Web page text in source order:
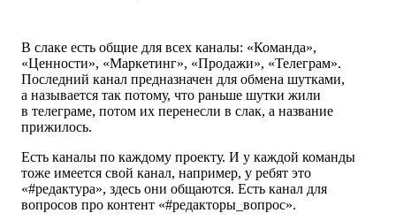
В слаке есть общие для всех каналы: «Команда»,
«Ценности», «Маркетинг», «Продажи», «Телеграм».
Последний канал предназначен для обмена шутками,
а называется так потому, что раньше шутки жили
в телеграме, потом их перенесли в слак, а название
прижилось.
Есть каналы по каждому проекту. И у каждой команды
тоже имеется свой канал, например, у ребят это
«#редактура», здесь они общаются. Есть канал для
вопросов про контент «#редакторы_вопрос».